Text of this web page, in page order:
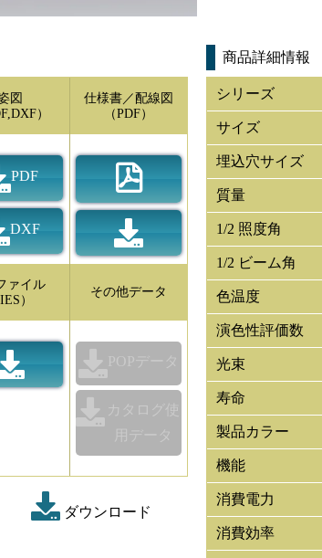
図
）
PDF
DXF
仕様書／配線図
（PDF）
ァイル
IES）
その他データ
POPデータ
カタログ使
用データ
ダウンロード
商品詳細情報
シリーズ
サイズ
埋込穴サイズ
質量
1/2 照度角
1/2 ビーム角
色温度
演色性評価数
光束
寿命
製品カラー
機能
消費電力
消費効率